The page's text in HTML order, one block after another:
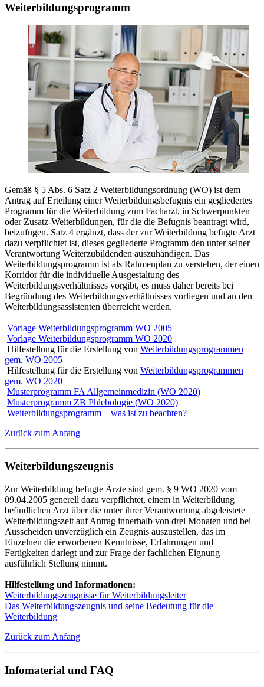
Weiterbildungsprogramm
Gemäß § 5 Abs. 6 Satz 2 Weiterbildungsordnung (WO) ist dem
Antrag auf Erteilung einer Weiterbildungsbefugnis ein gegliedertes
Programm für die Weiterbildung zum Facharzt, in Schwerpunkten
oder Zusatz-Weiterbildungen, für die die Befugnis beantragt wird,
beizufügen. Satz 4 ergänzt, dass der zur Weiterbildung befugte Arzt
dazu verpflichtet ist, dieses gegliederte Programm den unter seiner
Verantwortung Weiterzubildenden auszuhändigen. Das
Weiterbildungsprogramm ist als Rahmenplan zu verstehen, der einen
Korridor für die individuelle Ausgestaltung des
Weiterbildungsverhältnisses vorgibt, es muss daher bereits bei
Begründung des Weiterbildungsverhältnisses vorliegen und an den
Weiterbildungsassistenten überreicht werden.
Vorlage Weiterbildungsprogramm WO 2005
Vorlage Weiterbildungsprogramm WO 2020
Hilfestellung für die Erstellung von Weiterbildungsprogrammen
gem. WO 2005
Hilfestellung für die Erstellung von Weiterbildungsprogrammen
gem. WO 2020
Musterprogramm FA Allgemeinmedizin (WO 2020)
Musterprogramm ZB Phlebologie (WO 2020)
Weiterbildungsprogramm – was ist zu beachten?
Zurück zum Anfang
Weiterbildungszeugnis
Zur Weiterbildung befugte Ärzte sind gem. § 9 WO 2020 vom
09.04.2005 generell dazu verpflichtet, einem in Weiterbildung
befindlichen Arzt über die unter ihrer Verantwortung abgeleistete
Weiterbildungszeit auf Antrag innerhalb von drei Monaten und bei
Ausscheiden unverzüglich ein Zeugnis auszustellen, das im
Einzelnen die erworbenen Kenntnisse, Erfahrungen und
Fertigkeiten darlegt und zur Frage der fachlichen Eignung
ausführlich Stellung nimmt.
Hilfestellung und Informationen:
Weiterbildungszeugnisse für Weiterbildungsleiter
Das Weiterbildungszeugnis und seine Bedeutung für die
Weiterbildung
Zurück zum Anfang
Infomaterial und FAQ